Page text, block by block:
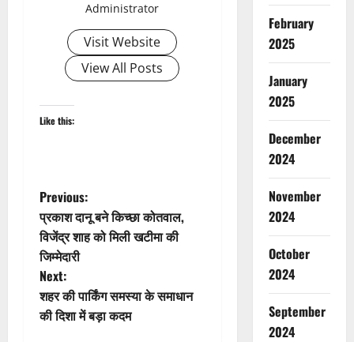
Administrator
Visit Website
View All Posts
Like this:
P
o
s
t
Previous:
प्रकाश दानू बने किच्छा कोतवाल,
विजेंद्र शाह को मिली खटीमा की
जिम्मेदारी
Next:
शहर की पार्किंग समस्या के समाधान
की दिशा में बड़ा कदम
February
2025
January
2025
December
2024
November
2024
October
2024
September
2024